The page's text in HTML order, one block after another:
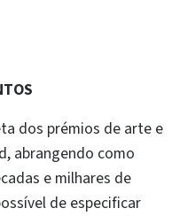
dos prémios de arte e
abrangendo como
e milhares de
de especificar